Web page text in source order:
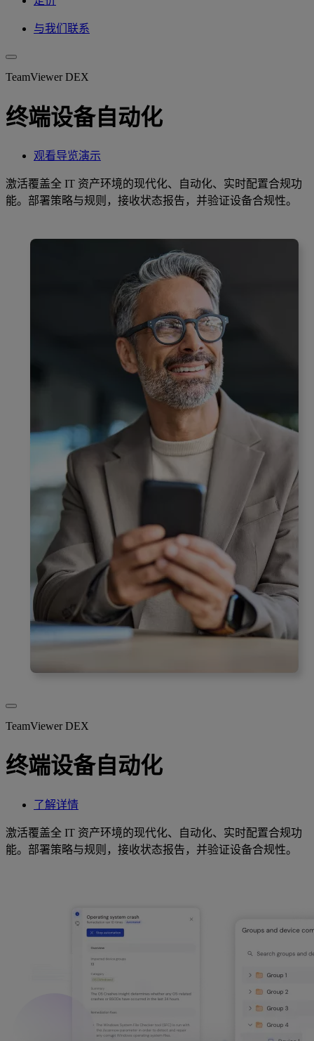
与我们联系
TeamViewer DEX
终端设备自动化
观看导览演示
激活覆盖全 IT 资产环境的现代化、自动化、实时配置合规功
能。部署策略与规则，接收状态报告，并验证设备合规性。
TeamViewer DEX
终端设备自动化
了解详情
激活覆盖全 IT 资产环境的现代化、自动化、实时配置合规功
能。部署策略与规则，接收状态报告，并验证设备合规性。